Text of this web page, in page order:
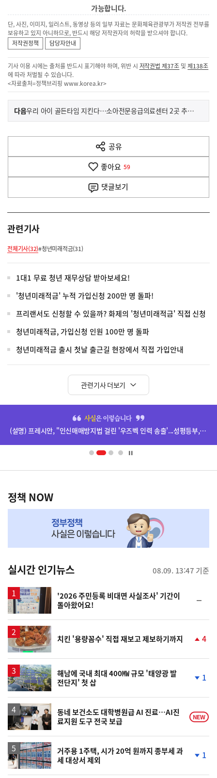
가능합니다.
단, 사진, 이미지, 일러스트, 동영상 등의 일부 자료는 문화체육관광부가 저작권 전부를
보유하고 있지 아니하므로, 반드시 해당 저작권자의 허락을 받으셔야 합니다.
저작권정책
담당자안내
기사 이용 시에는 출처를 반드시 표기해야 하며, 위반 시 저작권법 제37조 및제138조
에 따라 처벌될 수 있습니다.
<자료출처=정책브리핑 www.korea.kr>
이
전
다
음
다음기
우리 아이 골든타임 지킨다…소아전문응급의료센터 2곳 추가 지정
공유
열
기
좋아요 59
댓글보기
관련기사
전체기사(32)#청년미래적금(31)
1대1 무료 청년 재무상담 받아보세요!
'청년미래적금' 누적 가입신청 200만 명 돌파!
프리랜서도 신청할 수 있을까? 화제의 '청년미래적금' 직접 신청
청년미래적금, 가입신청 인원 100만 명 돌파
청년미래적금 출시 첫날 출근길 현장에서 직접 가입안내
관련기사 더보기
배
영
(설명) 프레시안, "인신매매방지법 걸린 '우즈벡 인력 송출'...성평등부,노동·법무부에 개선 요청" 관련
책
NOW,
뉴
스
정책 NOW
실시간 인기뉴스 08.09. 13:47 기준
'2026 주민등록 비대면 사실조사' 기간이
돌아왔어요!
일
치킨 '용량꼼수' 직접 재보고 제보하기까지
계
4
해남에 국내 최대 400㎿ 규모 '태양광 발
전단지' 첫 삽
계
락
1
동네 보건소도 대학병원급 AI 진료…AI진
료지원 도구 전국 보급
NEW
거주용 1주택, 시가 20억 원까지 종부세 과
세 대상서 제외
계
1